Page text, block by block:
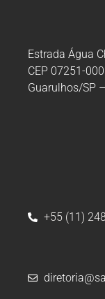
Estrada Água
CEP 07251-
Guarulhos/SP
+55 (11)